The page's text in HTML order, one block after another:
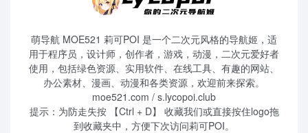
萌导航 MOE521 莉可POI 是一个二次元风格的导航姬，适
用于程序员，设计师，创作者，游戏，动漫，二次元爱好者
使用，包括绿色资源、实用软件、在线工具、有趣的网站、
办公素材、漫画、动漫和各类资源，欢迎前来探索。
moe521.com / s.lycopoi.club
提示：为防走失按 【Ctrl + D】 收藏我们或直接按住logo拖
到收藏夹中，方便下次访问莉可POI。